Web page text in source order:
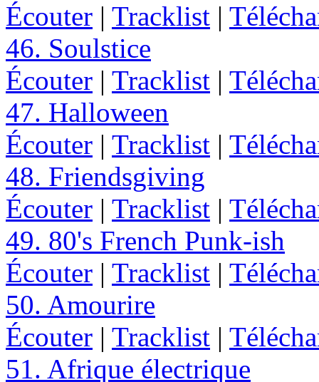
Écouter | Tracklist |
46. Soulstice
Écouter | Tracklist |
47. Halloween
Écouter | Tracklist |
48. Friendsgiving
Écouter | Tracklist |
49. 80's French Punk-ish
Écouter | Tracklist |
50. Amourire
Écouter | Tracklist |
51. Afrique électrique